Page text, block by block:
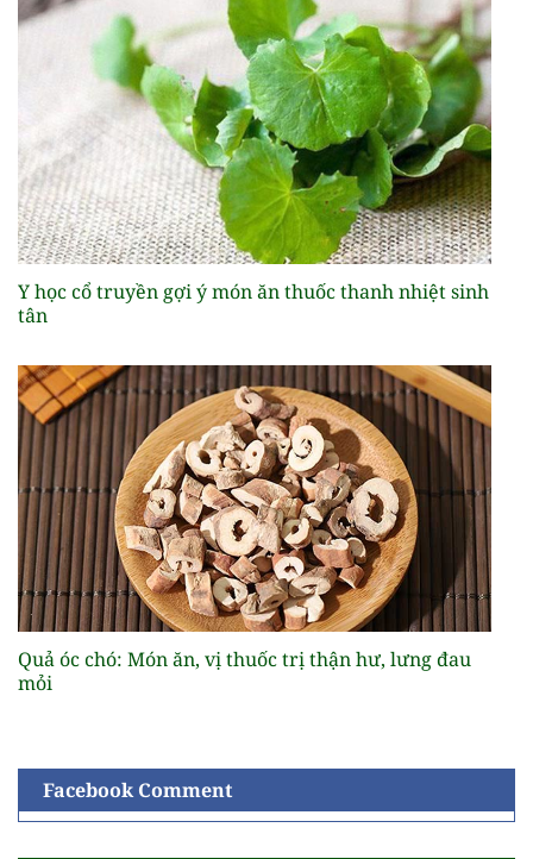
Y học cổ truyền gợi ý món ăn thuốc thanh nhiệt sinh
tân
Quả óc chó: Món ăn, vị thuốc trị thận hư, lưng đau
mỏi
Facebook Comment